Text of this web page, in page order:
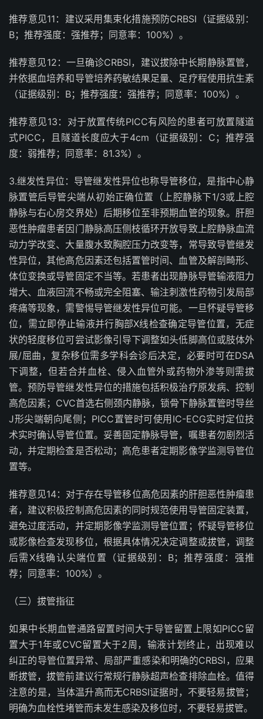
推荐意见11 ：建议采用集束化措施预防CRBSI （证据级别：
B；推荐强度：强推荐；同意率： 100%）。
推荐意见12 ：一旦确诊CRBSI，建议拔除中长期静脉置管，
并依据血培养和导管培养药敏结果足量、足疗程使用抗生素
（证据级别： B；推荐强度：强推荐；同意率： 100%）。
推荐意见13 ：对于放置传统PICC有风险的患者可放置隧道
式PICC，且隧道长度应大于4cm （证据级别： C ；推荐强
度：弱推荐；同意率： 81.3%）。
3.继发性异位：导管继发性异位也称导管移位，是指中心静
脉置管后导管尖端从初始正确位置（上腔静脉下1/3或上腔
静脉与右心房交界处）后期移位至非预期血管的现象。肝胆
恶性肿瘤患者因门静脉高压侧枝循环开放导致上腔静脉血流
动力学改变、大量腹水致胸腔压力改变等，常导致导管继发
性异位，其他高危因素还包括置管时间、血管及解剖畸形、
体位变换或导管固定不当等。若患者出现静脉导管输液阻力
增大、血液回流不畅或完全阻塞、输注刺激性药物引发局部
疼痛等现象，需警惕导管继发性异位可能。一旦怀疑导管移
位，需立即停止输液并行胸部X线检查确定导管位置，无症
状的轻度移位可尝试影像引导下调整如头低脚高位或肢体外
展/屈曲，复杂移位需多学科会诊后决定，必要时可在DSA
下调整，但若合并血栓、侵入血管外或药物外渗等则需拔
管。预防导管继发性异位的措施包括积极治疗原发病、控制
高危因素； CVC首选右侧颈内静脉，锁骨下静脉置管时导丝
J形尖端朝向尾侧； PICC置管时可使用 IC-ECG实时定位技
术实时确认导管位置。妥善固定静脉导管，嘱患者勿剧烈活
动，并定期检查是否松动；高危患者定期影像学监测导管位
置等。
推荐意见14：对于存在导管移位高危因素的肝胆恶性肿瘤患
者，建议积极控制高危因素的同时规范使用导管固定装置，
避免过度活动，并定期影像学监测导管位置；怀疑导管移位
或影像检查发现移位，根据具体情况决定调整或拔管，调整
后需X线确认尖端位置（证据级别： B；推荐强度：强推
荐；同意率： 100%）。
（三）拔管指征
如果中长期血管通路留置时间大于导管留置上限如PICC留
置大于1年或CVC留置大于2周，输液计划终止，出现难以
纠正的导管位置异常、局部严重感染和明确的CRBSI ，应果
断拔管，拔管前建议行常规行静脉超声检查排除血栓。值得
注意的是，当体温升高而无CRBSI证据时，不要轻易拔管；
明确为血栓性堵管而未发生感染及移位时，不要轻易拔管。